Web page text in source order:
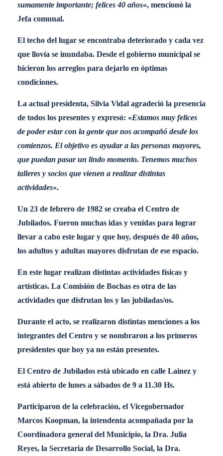
sumamente importante; felices 40 años«, mencionó la
Jefa comunal.
El techo del lugar se encontraba deteriorado y cada vez
que llovía se inundaba. Desde el gobierno municipal se
hicieron los arreglos para dejarlo en óptimas
condiciones.
La actual presidenta, Silvia Vidal agradeció la presencia
de todos los presentes y expresó: «Estamos muy felices
de poder estar con la gente que nos acompañó desde los
comienzos. El objetivo es ayudar a las personas mayores,
que puedan pasar un lindo momento. Tenemos muchos
talleres y socios que vienen a realizar distintas
actividades«.
Un 23 de febrero de 1982 se creaba el Centro de
Jubilados. Fueron muchas idas y venidas para lograr
llevar a cabo este lugar y que hoy, después de 40 años,
los adultos y adultas mayores disfrutan de ese espacio.
En este lugar realizan distintas actividades físicas y
artísticas. La Comisión de Bochas es otra de las
actividades que disfrutan los y las jubiladas/os.
Durante el acto, se realizaron distintas menciones a los
integrantes del Centro y se nombraron a los primeros
presidentes que hoy ya no están presentes.
El Centro de Jubilados está ubicado en calle Lainez y
está abierto de lunes a sábados de 9 a 11.30 Hs.
Participaron de la celebración, el Vicegobernador
Marcos Koopman, la intendenta acompañada por la
Coordinadora general del Municipio, la Dra. Julia
Reyes, la Secretaria de Desarrollo Social, la Dra.